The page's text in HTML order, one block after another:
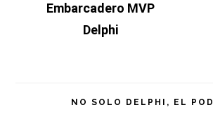
principal
Embarcadero MVP
Delphi
NO SOLO DELPHI, EL